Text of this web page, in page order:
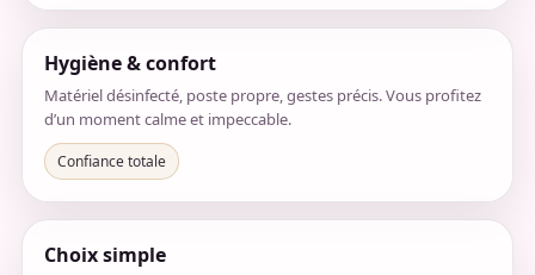
Hygiène & confort
Matériel désinfecté, poste propre, gestes précis. Vous profitez
d’un moment calme et impeccable.
Confiance totale
Choix simple